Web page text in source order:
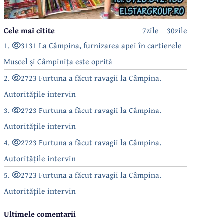
30zile
7zile
Cele mai citite
1.
3131 La Câmpina, furnizarea apei în cartierele
Muscel și Câmpinița este oprită
2.
2723 Furtuna a făcut ravagii la Câmpina.
Autoritățile intervin
3.
2723 Furtuna a făcut ravagii la Câmpina.
Autoritățile intervin
4.
2723 Furtuna a făcut ravagii la Câmpina.
Autoritățile intervin
5.
2723 Furtuna a făcut ravagii la Câmpina.
Autoritățile intervin
Ultimele comentarii